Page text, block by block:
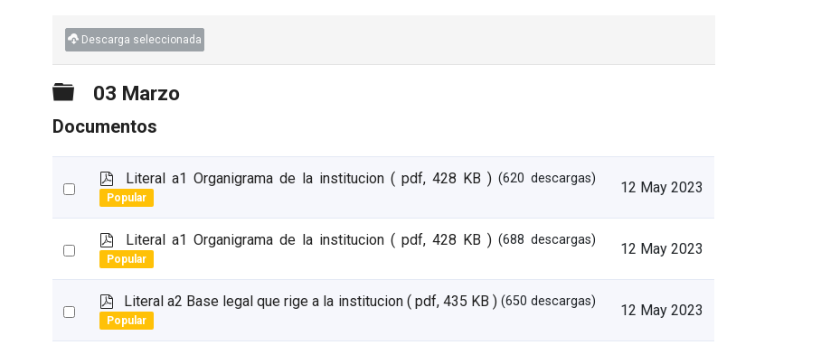
Descarga seleccionada
Carpeta
03 Marzo
Documentos
Select
p
d
f
Literal a1 Organigrama de la institucion ( pdf, 428 KB ) (620 descargas)
Popular
12 May 2023
Select
p
d
f
Literal a1 Organigrama de la institucion ( pdf, 428 KB ) (688 descargas)
Popular
12 May 2023
Select
p
d
f
Literal a2 Base legal que rige a la institucion ( pdf, 435 KB ) (650 descargas)
Popular
12 May 2023